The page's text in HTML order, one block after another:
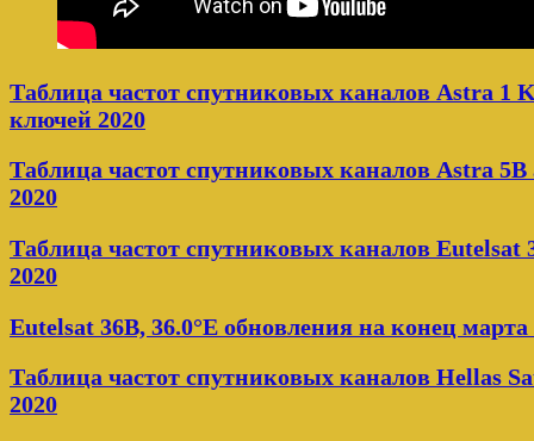
Таблица частот спутниковых каналов Astra 1
ключей 2020
Таблица частот спутниковых каналов Astra
2020
Таблица частот спутниковых каналов Eutelsat
2020
Eutelsat 36B, 36.0°E обновления на конец марта
Таблица частот спутниковых каналов Hellas
2020